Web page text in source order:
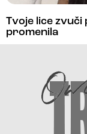
Tvoje lice zvuči
promenila